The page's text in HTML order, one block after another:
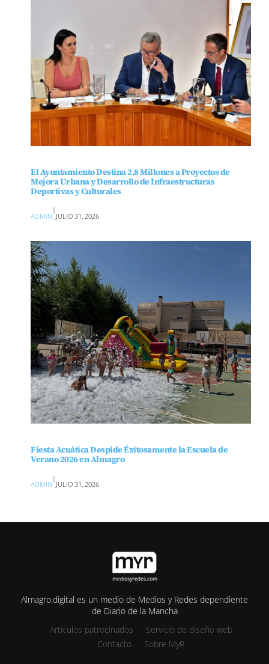
El Ayuntamiento Destina 2,8 Millones a Proyectos de
Mejora Urbana y Desarrollo de Infraestructuras
Deportivas y Culturales
ADMIN
|
JULIO 31, 2026
Fiesta Acuática Despide Éxitosamente la Escuela de
Verano 2026 en Almagro
ADMIN
|
JULIO 31, 2026
Almagro.digital es un medio de Medios y Redes dependiente
de Diario de la Mancha
Artículos patrocinados
Servicio de diseño web
Contacto
Sobre MyR